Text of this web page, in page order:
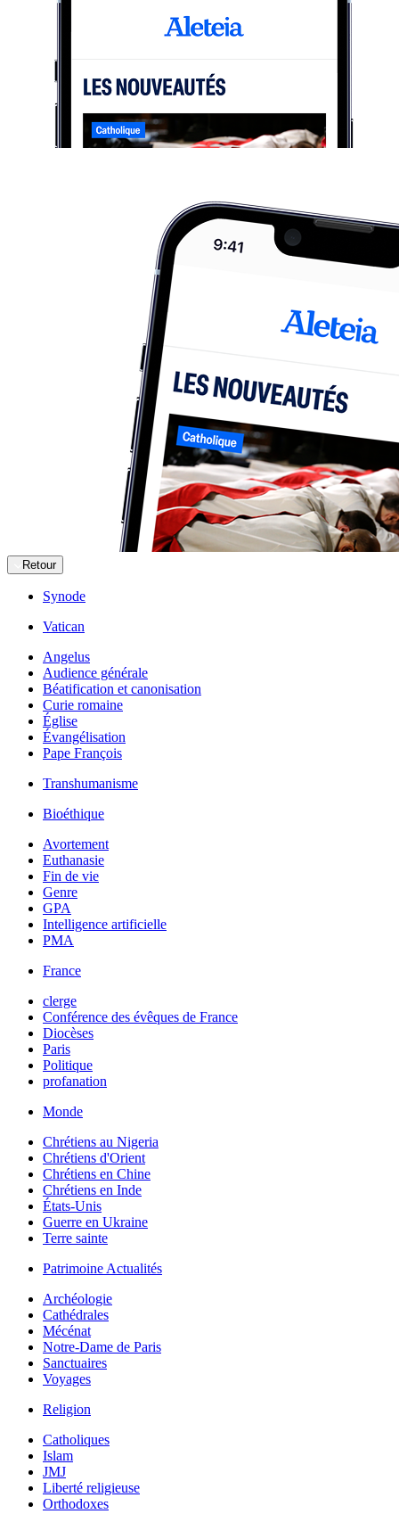
Retour
Synode
Vatican
Angelus
Audience générale
Béatification et canonisation
Curie romaine
Église
Évangélisation
Pape François
Transhumanisme
Bioéthique
Avortement
Euthanasie
Fin de vie
Genre
GPA
Intelligence artificielle
PMA
France
clerge
Conférence des évêques de France
Diocèses
Paris
Politique
profanation
Monde
Chrétiens au Nigeria
Chrétiens d'Orient
Chrétiens en Chine
Chrétiens en Inde
États-Unis
Guerre en Ukraine
Terre sainte
Patrimoine Actualités
Archéologie
Cathédrales
Mécénat
Notre-Dame de Paris
Sanctuaires
Voyages
Religion
Catholiques
Islam
JMJ
Liberté religieuse
Orthodoxes